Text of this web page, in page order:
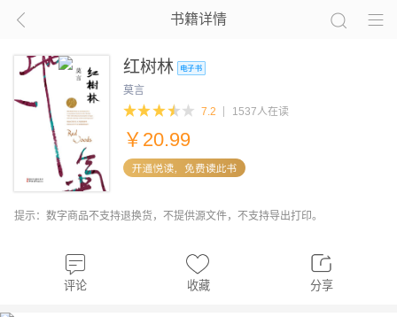
书籍详情
红树林
莫言
7.2
1537人在读
￥ 20.99
提示：数字商品不支持退换货，不提供源文件，不支持导出打印。
评论 收藏 分享